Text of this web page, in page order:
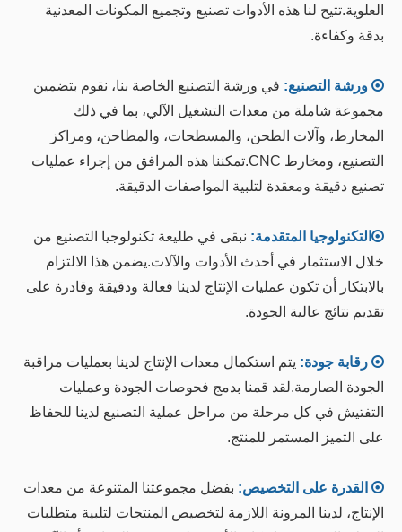
العلوية.تتيح لنا هذه الأدوات تصنيع وتجميع المكونات المعدنية
بدقة وكفاءة.
 ورشة التصنيع: في ورشة التصنيع الخاصة بنا، نقوم بتضمين
مجموعة شاملة من معدات التشغيل الآلي، بما في ذلك
المخارط، وآلات الطحن، والمسطحات، والمطاحن، ومراكز
التصنيع، ومخارط CNC.تمكننا هذه المرافق من إجراء عمليات
تصنيع دقيقة ومعقدة لتلبية المواصفات الدقيقة.
 التكنولوجيا المتقدمة: نبقى في طليعة تكنولوجيا التصنيع من
خلال الاستثمار في أحدث الأدوات والآلات.يضمن هذا الالتزام
بالابتكار أن تكون عمليات الإنتاج لدينا فعالة ودقيقة وقادرة على
تقديم نتائج عالية الجودة.
 رقابة جودة: يتم استكمال معدات الإنتاج لدينا بعمليات مراقبة
الجودة الصارمة.لقد قمنا بدمج فحوصات الجودة وعمليات
التفتيش في كل مرحلة من مراحل عملية التصنيع لدينا للحفاظ
على التميز المستمر للمنتج.
 القدرة على التخصيص: بفضل مجموعتنا المتنوعة من معدات
الإنتاج، لدينا المرونة اللازمة لتخصيص المنتجات لتلبية متطلبات